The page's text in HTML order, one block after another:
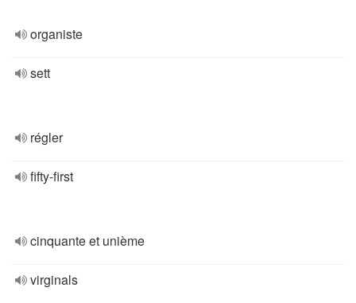
organiste
sett
régler
fifty-first
cinquante et unième
virginals